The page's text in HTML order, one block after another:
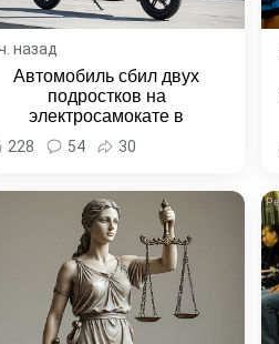
назад
Автомобиль сбил двух
подростков на
электросамокате в
Комсомольске-на-Амуре -
Новости Хабаровска и
228 54 30